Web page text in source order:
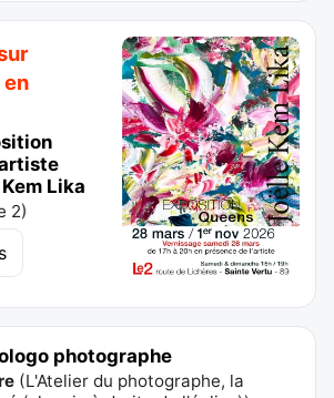
Lika
2)
photographe
(L'Atelier du photographe, la